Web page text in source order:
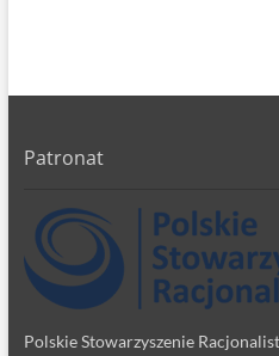
Patronat
Polskie Stowarzyszenie